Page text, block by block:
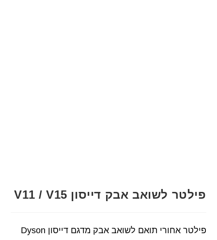
פילטר לשואב אבק דייסון V11 / V15
פילטר אחורי תואם לשואב אבק מדגם דייסון Dyson